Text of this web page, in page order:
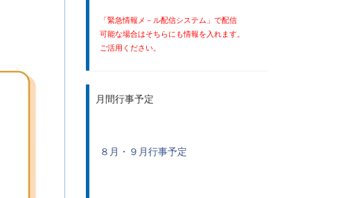
「緊急情報メ－ル配信システム」で配信
可能な場合はそちらにも情報を入れます。
ご活用ください。
月間行事予定
８月・９月行事予定